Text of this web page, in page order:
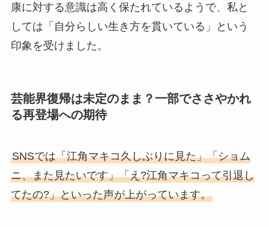
康に対する意識は高く保たれているようで、私と
しては「自分らしい生き方を貫いている」という
印象を受けました。
芸能界復帰は未定のまま？一部でささやかれ
る再登場への期待
SNSでは「江角マキコ久しぶりに見た」「ショム
ニ、また見たいです」「え?江角マキコって引退し
てたの?」といった声が上がっています。